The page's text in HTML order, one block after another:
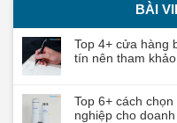
BÀI
Top 4+ cửa hàng
tín nên tham khảo
Top 6+ cách
nghiệp cho